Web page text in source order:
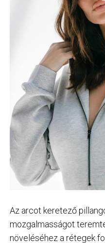
Az arcot keretező
mozgalmasságot
növeléséhez a rétegek